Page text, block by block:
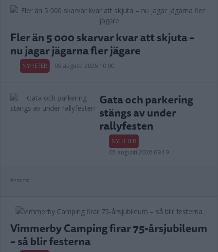
Fler än 5 000 skarvar kvar att skjuta –
nu jagar jägarna fler jägare
NYHETER 05 augusti 2026 10.00
Gata och parkering
stängs av under
rallyfesten
NYHETER
05 augusti 2026 09.19
Annons:
Vimmerby Camping firar 75-årsjubileum
– så blir festerna